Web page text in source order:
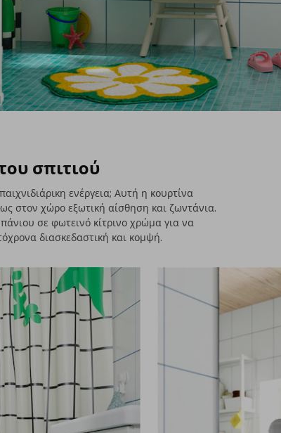
σπιτιού
ενέργεια; Αυτή η κουρτίνα
στον χώρο εξωτική αίσθηση και ζωντάνια.
σε φωτεινό κίτρινο χρώμα για να
διασκεδαστική και κομψή.